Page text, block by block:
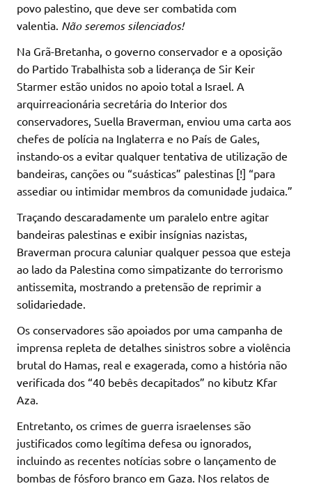
povo palestino, que deve ser combatida com
valentia. Não seremos silenciados!
Na Grã-Bretanha, o governo conservador e a oposição
do Partido Trabalhista sob a liderança de Sir Keir
Starmer estão unidos no apoio total a Israel. A
arquirreacionária secretária do Interior dos
conservadores, Suella Braverman, enviou uma carta aos
chefes de polícia na Inglaterra e no País de Gales,
instando-os a evitar qualquer tentativa de utilização de
bandeiras, canções ou “suásticas” palestinas [!] “para
assediar ou intimidar membros da comunidade judaica.”
Traçando descaradamente um paralelo entre agitar
bandeiras palestinas e exibir insígnias nazistas,
Braverman procura caluniar qualquer pessoa que esteja
ao lado da Palestina como simpatizante do terrorismo
antissemita, mostrando a pretensão de reprimir a
solidariedade.
Os conservadores são apoiados por uma campanha de
imprensa repleta de detalhes sinistros sobre a violência
brutal do Hamas, real e exagerada, como a história não
verificada dos “40 bebês decapitados” no kibutz Kfar
Aza.
Entretanto, os crimes de guerra israelenses são
justificados como legítima defesa ou ignorados,
incluindo as recentes notícias sobre o lançamento de
bombas de fósforo branco em Gaza. Nos relatos de